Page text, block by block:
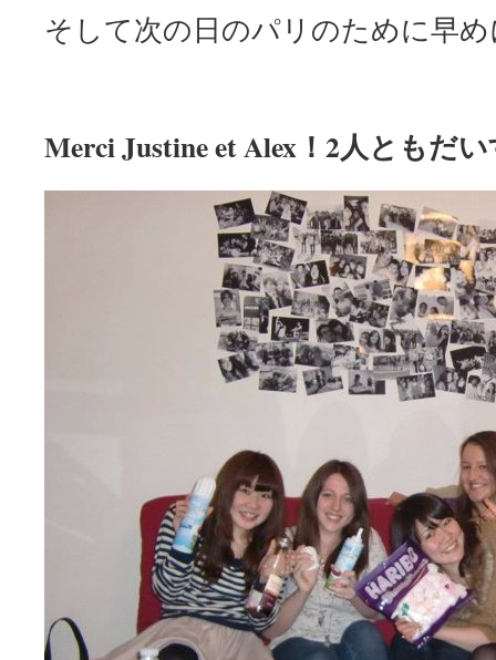
そして次の日のパリのために早
Merci Justine et Alex！2人ともだ